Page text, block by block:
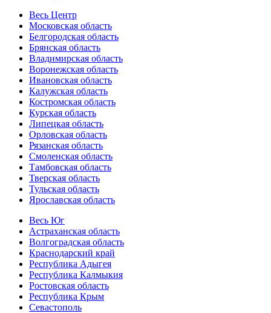
Весь Центр
Московская область
Белгородская область
Брянская область
Владимирская область
Воронежская область
Ивановская область
Калужская область
Костромская область
Курская область
Липецкая область
Орловская область
Рязанская область
Смоленская область
Тамбовская область
Тверская область
Тульская область
Ярославская область
Весь Юг
Астраханская область
Волгоградская область
Краснодарский край
Республика Адыгея
Республика Калмыкия
Ростовская область
Республика Крым
Севастополь